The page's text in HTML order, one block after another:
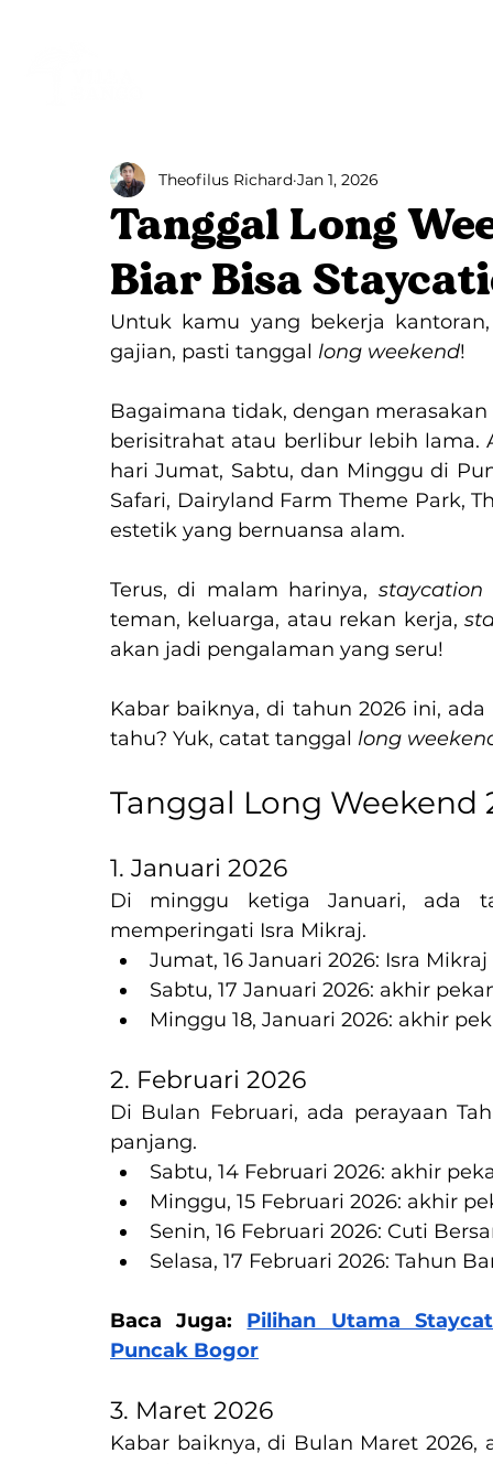
Tanggal Long
Biar Bisa
Theofilus Richard Jan 1, 2026
Untuk kamu yang bekerja
gajian, pasti tanggal long weekend!
Bagaimana tidak, dengan
berisitrahat atau berlibur lebih lama.
hari Jumat, Sabtu, dan Minggu di
Safari, Dairyland Farm Theme Park,
estetik yang bernuansa alam.
Terus, di malam harinya, staycation
teman, keluarga, atau rekan kerja,
akan jadi pengalaman yang seru!
Kabar baiknya, di tahun 2026 ini,
tahu? Yuk, catat tanggal long
Tanggal Long Weekend
1. Januari 2026
Di minggu ketiga Januari, ada
memperingati Isra Mikraj.
Jumat, 16 Januari 2026: Isra Mikraj
Sabtu, 17 Januari 2026: akhir
Minggu 18, Januari 2026: akhir
2. Februari 2026
Di Bulan Februari, ada perayaan
panjang.
Sabtu, 14 Februari 2026: akhir
Minggu, 15 Februari 2026: akhir
Senin, 16 Februari 2026: Cuti
Selasa, 17 Februari 2026: Tahun
Baca Juga: Pilihan Utama
Puncak Bogor
3. Maret 2026
Kabar baiknya, di Bulan Maret